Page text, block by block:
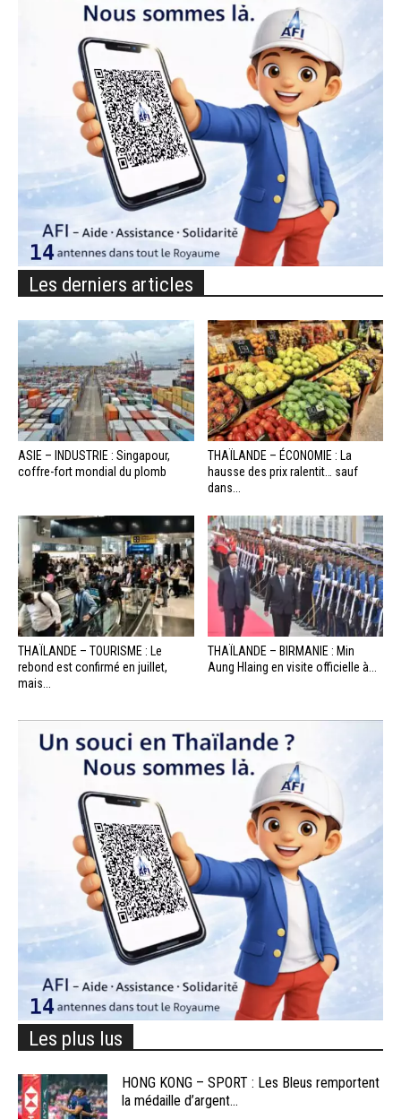
Les derniers articles
ASIE – INDUSTRIE : Singapour,
coffre-fort mondial du plomb
THAÏLANDE – ÉCONOMIE : La
hausse des prix ralentit… sauf
dans...
THAÏLANDE – TOURISME : Le
rebond est confirmé en juillet,
mais...
THAÏLANDE – BIRMANIE : Min
Aung Hlaing en visite officielle à...
Les plus lus
HONG KONG – SPORT : Les Bleus remportent
la médaille d’argent...